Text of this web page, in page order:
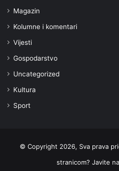
Magazin
Kolumne i komentari
Vijesti
Gospodarstvo
Uncategorized
Kultura
Sport
© Copyright 2026, Sva prava
stranicom? Javite